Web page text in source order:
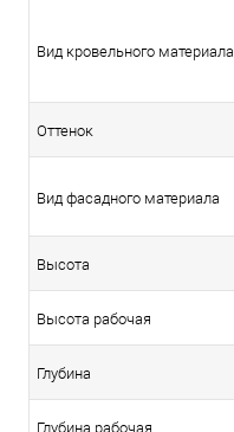
Вид кровельного материала
Оттенок
Вид фасадного материала
Высота
Высота рабочая
Глубина
Глубина рабочая